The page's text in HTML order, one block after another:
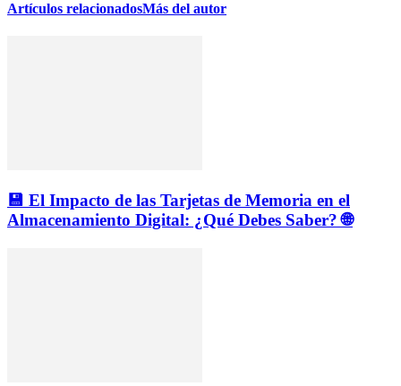
Artículos relacionadosMás del autor
💾 El Impacto de las Tarjetas de Memoria en el
Almacenamiento Digital: ¿Qué Debes Saber? 🌐